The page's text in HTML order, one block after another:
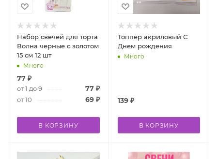
Набор свечей для торта
Волна черные с золотом
15 см 12 шт
Много
77 ₽
от 1 до 9 77₽
от 10 69₽
В КОРЗИНУ
Топпер акриловый С
Днем рождения
Много
139₽
В КОРЗИНУ